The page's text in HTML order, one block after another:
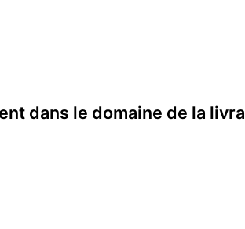
dans le domaine de la